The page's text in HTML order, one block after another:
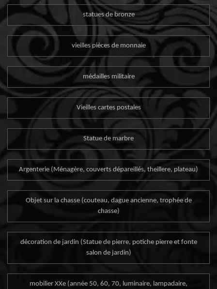
statues de bronze
vieilles pièces de monnaie
médailles militaire
Vieilles cartes postales
Statue de marbre
Argenterie (Ménagère, couverts dépareillés, theillere, plateau)
Objet sur la chasse (couteau, dague ancienne, trophée de
chasse)
décoration de jardin (Statue de pierre, potiche pierre et fonte
salon de jardin)
mobilier XXe (année 50, 60, 70, luminaire, lampadaire,